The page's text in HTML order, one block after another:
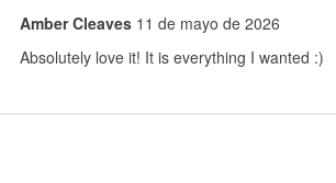
Amber Cleaves 11 de mayo de 2026
Absolutely love it! It is everything I wanted :)